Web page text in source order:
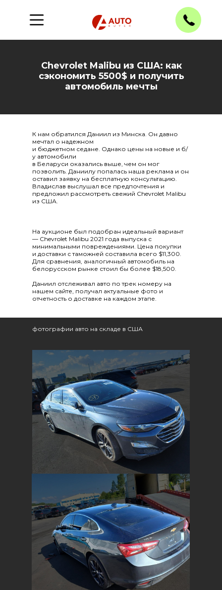
Chevrolet Malibu из США: как
сэкономить 5500$ и получить
автомобиль мечты
На аукционе был подобран идеальный вариант
— Chevrolet Malibu 2021 года выпуска с
минимальными повреждениями. Цена покупки
и доставки с таможней составила всего $11,300.
Для сравнения, аналогичный автомобиль на
белорусском рынке стоил бы более $18,500.
Даниил отслеживал авто по трек номеру на
нашем сайте, получал актуальные фото и
отчетность о доставке на каждом этапе.
К нам обратился Даниил из Минска. Он давно
мечтал о надежном
и бюджетном седане. Однако цены на новые и б/
у автомобили
в Беларуси оказались выше, чем он мог
позволить. Даниилу попалась наша реклама и он
оставил заявку на бесплатную консультацию.
Владислав выслушал все предпочтения и
предложил рассмотреть свежий Chevrolet Malibu
из США.
фотографии авто на складе в США